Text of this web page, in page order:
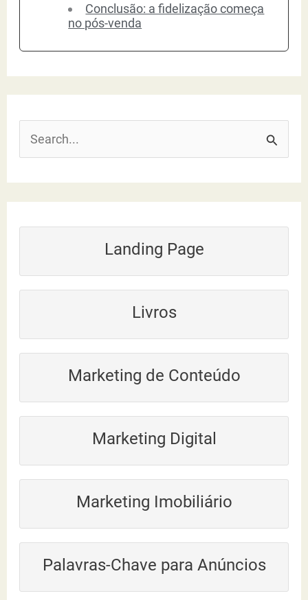
Conclusão: a fidelização começa
no pós-venda
e
s
q
u
s
p
r
Landing Page
Livros
Marketing de Conteúdo
Marketing Digital
Marketing Imobiliário
Palavras-Chave para Anúncios